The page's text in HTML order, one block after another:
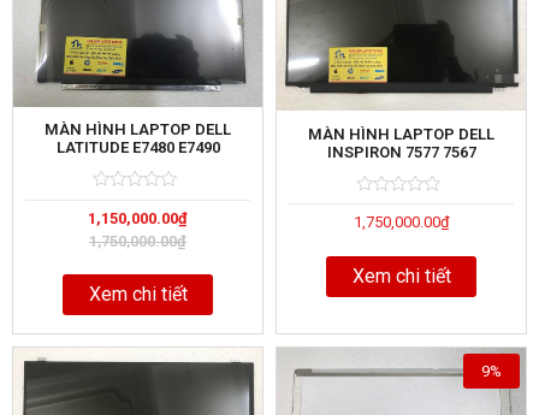
MÀN HÌNH LAPTOP DELL
LATITUDE E7480 E7490
0
out
of
1,750,000.00₫
1,150,000.00₫
Xem chi tiết
MÀN HÌNH LAPTOP DELL
INSPIRON 7577 7567
0
of
1,750,000.00₫
Xem chi tiết
9%